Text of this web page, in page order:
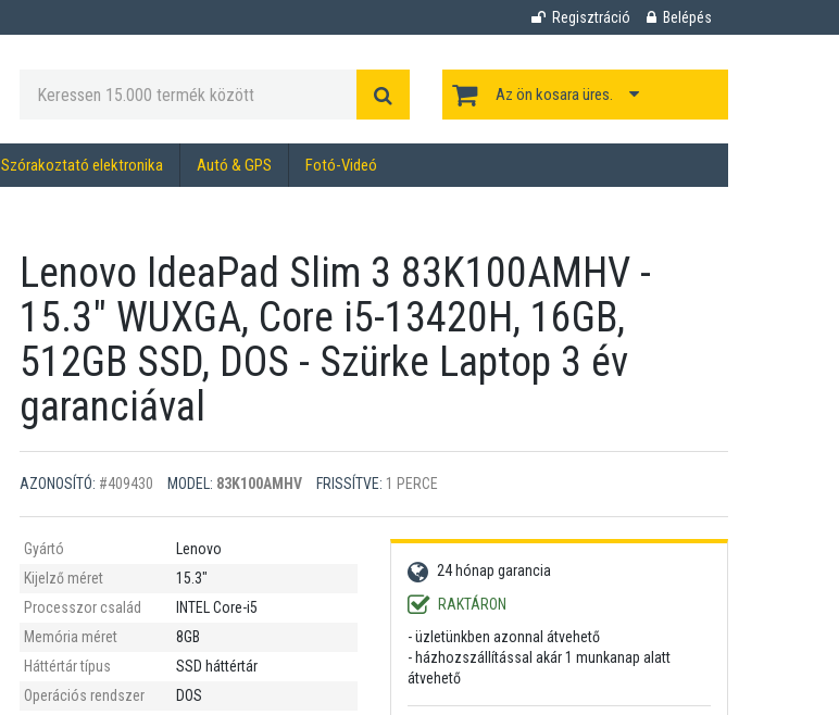
Regisztráció Belépés
Az ön kosara üres.
Szórakoztató elektronika Autó & GPS Fotó-Videó
Lenovo IdeaPad Slim 3 83K100AMHV -
15.3" WUXGA, Core i5-13420H, 16GB,
512GB SSD, DOS - Szürke Laptop 3 év
garanciával
AZONOSÍTÓ: #409430 MODEL: 83K100AMHV FRISSÍTVE: 1 PERCE
Gyártó
Lenovo
Kijelző méret
15.3"
Processzor család
INTEL Core-i5
Memória méret
8GB
Háttértár típus
SSD háttértár
Operációs rendszer
DOS
24 hónap garancia
RAKTÁRON
- üzletünkben azonnal átvehető
- házhozszállítással akár 1 munkanap alatt
átvehető